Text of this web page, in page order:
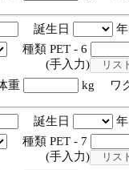
誕生日
種類 PET - 6
力)
重 kg ワ
誕生日
種類 PET - 7
力)